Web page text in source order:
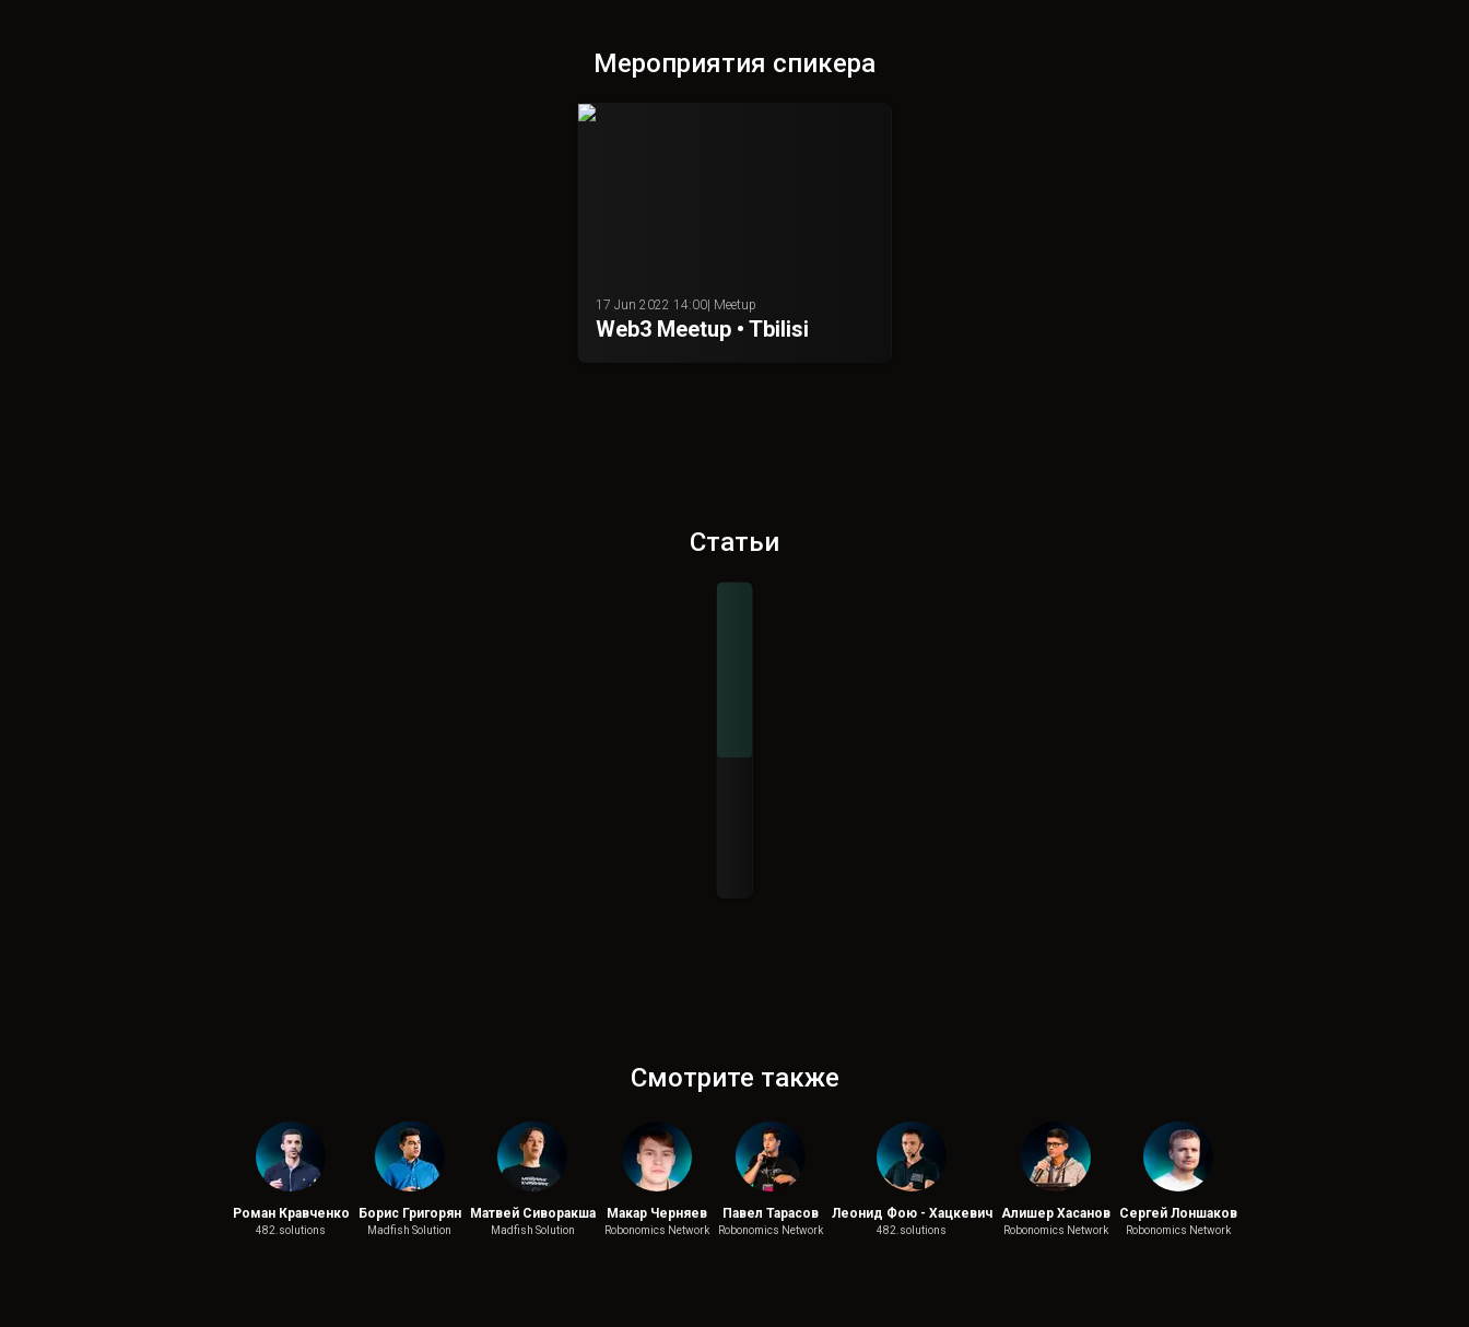
Мероприятия спикера
17 Jun 2022 14:00 Meetup
Web3 Meetup • Tbilisi
Статьи
Смотрите также
Роман Кравченко
482.solutions
Борис Григорян
Madfish Solution
Матвей Сиворакша
Madfish Solution
Макар Черняев
Robonomics Network
Павел Тарасов
Robonomics Network
Леонид Фою - Хацкевич
482.solutions
Алишер Хасанов
Robonomics Network
Сергей Лоншаков
Robonomics Network